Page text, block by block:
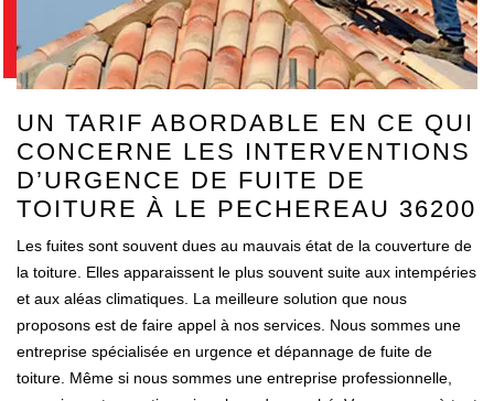
UN TARIF ABORDABLE EN CE QUI
CONCERNE LES INTERVENTIONS
D’URGENCE DE FUITE DE
TOITURE À LE PECHEREAU 36200
Les fuites sont souvent dues au mauvais état de la couverture de
la toiture. Elles apparaissent le plus souvent suite aux intempéries
et aux aléas climatiques. La meilleure solution que nous
proposons est de faire appel à nos services. Nous sommes une
entreprise spécialisée en urgence et dépannage de fuite de
toiture. Même si nous sommes une entreprise professionnelle,